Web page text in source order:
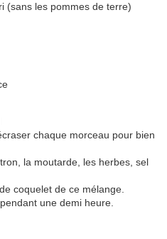
(sans les pommes de terre)
chaque morceau pour bien
la moutarde, les herbes, sel
coquelet de ce mélange.
une demi heure.